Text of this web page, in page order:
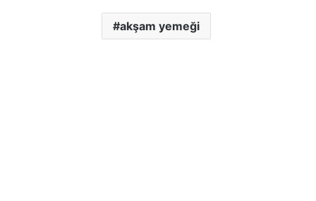
akşam yemeği